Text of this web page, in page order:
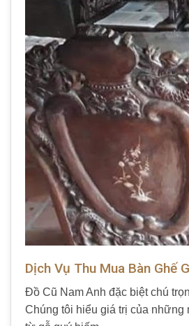
Dịch Vụ Thu Mua Bàn Ghế
Đồ Cũ Nam Anh đặc biệt chú
Chúng tôi hiểu giá trị của